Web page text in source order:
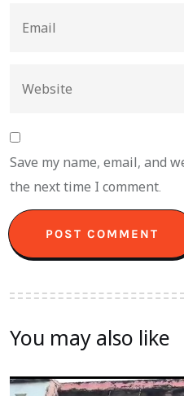
Save my name, email, and
the next time I comment.
You may also like